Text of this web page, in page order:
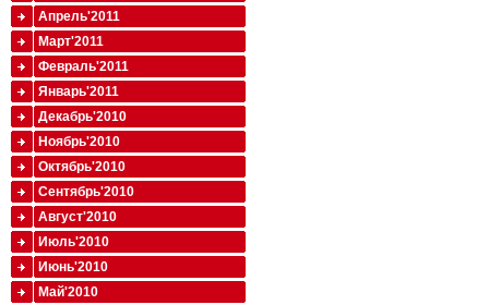
Апрель'2011
Март'2011
Февраль'2011
Январь'2011
Декабрь'2010
Ноябрь'2010
Октябрь'2010
Сентябрь'2010
Август'2010
Июль'2010
Июнь'2010
Май'2010